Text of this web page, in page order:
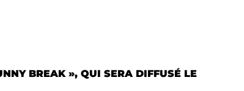
BREAK », QUI SERA DIFFUSÉ LE